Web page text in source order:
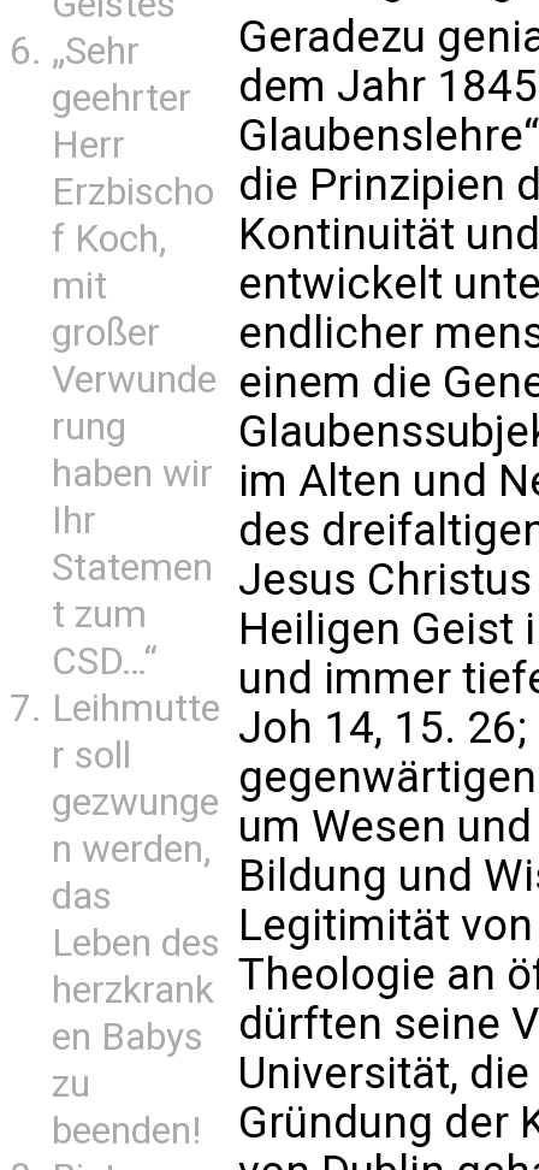
„Sehr
geehrter
Herr
Erzbischo
f Koch,
mit
großer
Verwunde
rung
haben wir
Ihr
Statemen
t zum
CSD…“
Leihmutte
r soll
gezwunge
n werden,
das
Leben des
herzkrank
en Babys
zu
beenden!
Geradezu
dem Jahr
die Prinzipien
Kontinuität
entwickelt
endlicher
einem die
im Alten und
des
Jesus
Heiligen Geist
und immer
Joh 14, 15.
um Wesen
Bildung und
Legitimität
Theologie an
dürften seine
Universität,
Gründung der